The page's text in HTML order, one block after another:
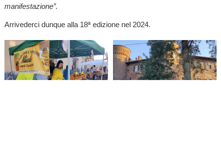
manifestazione”.
Arrivederci dunque alla 18ª edizione nel 2024.